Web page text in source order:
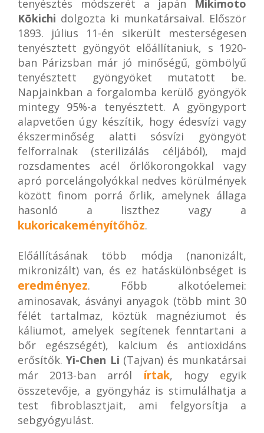
tenyésztés módszerét a japán Mikimoto
Kōkichi dolgozta ki munkatársaival. Először
1893. július 11-én sikerült mesterségesen
tenyésztett gyöngyöt előállítaniuk, s 1920-
ban Párizsban már jó minőségű, gömbölyű
tenyésztett gyöngyöket mutatott be.
Napjainkban a forgalomba kerülő gyöngyök
mintegy 95%-a tenyésztett. A gyöngyport
alapvetően úgy készítik, hogy édesvízi vagy
ékszerminőség alatti sósvízi gyöngyöt
felforralnak (sterilizálás céljából), majd
rozsdamentes acél őrlőkorongokkal vagy
apró porcelángolyókkal nedves körülmények
között finom porrá őrlik, amelynek állaga
hasonló a liszthez vagy a
kukoricakeményítőhöz.
Előállításának több módja (nanonizált,
mikronizált) van, és ez hatáskülönbséget is
eredményez. Főbb alkotóelemei:
aminosavak, ásványi anyagok (több mint 30
félét tartalmaz, köztük magnéziumot és
káliumot, amelyek segítenek fenntartani a
bőr egészségét), kalcium és antioxidáns
erősítők.Yi-Chen Li (Tajvan) és munkatársai
már 2013-ban arról írtak, hogy egyik
összetevője, a gyöngyház is stimulálhatja a
test fibroblasztjait, ami felgyorsítja a
sebgyógyulást.